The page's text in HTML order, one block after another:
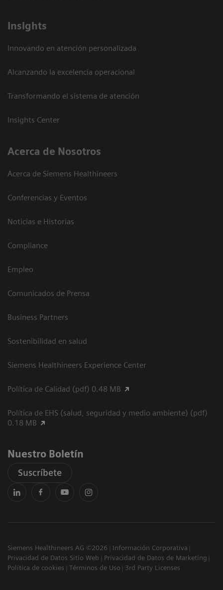
Insights
Innovando en atención personalizada
Alcanzando la excelencia operacional
Transformando el sistema de atención
Insights Center
Acerca de Nosotros
Acerca de Siemens Healthineers
Conferencias y Eventos
Noticias e Historias
Compliance
Empleo
Comunicados de Prensa
Business Partners
Sostenibilidad en salud
Siemens Healthineers Experience Center
Política de Calidad (pdf) 0.48 MB
Política de EHS (salud, seguridad y medio ambiente) (pdf)
0.18 MB
Nuestro Boletín
Suscríbete
Siemens Healthineers AG ©2026
Información Corporativa
Privacidad de Datos Sitio Web
Privacidad de Datos de Marketing
Política de cookies
Términos de Uso 3rd Party Licenses